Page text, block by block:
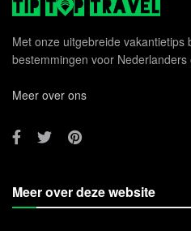
Met onze uitgebreide
bestemmingen voor
Meer over ons
Meer over deze website